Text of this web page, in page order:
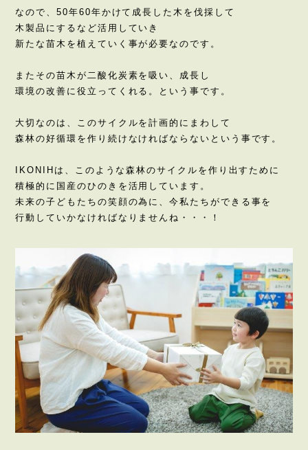
なので、50年60年かけて成長した木を伐採して
木製品にするなど活用していき
新たな苗木を植えていく事が必要なのです。
またその苗木が二酸化炭素を吸い、成長し
環境の改善に役立ってくれる。という事です。
大切なのは、このサイクルを計画的にまわして
森林の好循環を作り続けなければならないという事です。
IKONIHは、このような森林のサイクルを作り出すために
積極的に国産のひのきを活用しています。
未来の子どもたちの笑顔の為に、今私たちができる事を
行動していかなければなりませんね・・・！